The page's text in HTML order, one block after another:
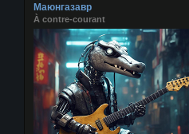
Маюнгазавр
À contre-courant